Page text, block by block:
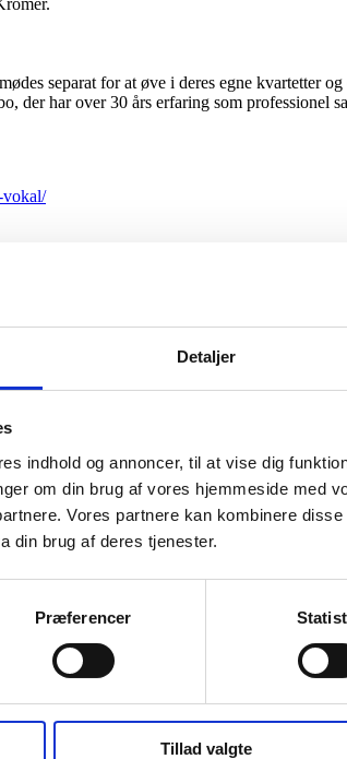
Detaljer
indhold og annoncer, til at vise dig
om din brug af vores hjemmeside med
Vores partnere kan kombinere
din brug af deres tjenester.
Præferencer
Tillad valgte
separat for at øve i deres egne kvartetter
har over 30 års erfaring som professionel
vokal/
faldet pladask for byen
Midt på gågaden har
til stor sommerudstilling
Efter en særdeles
Skagen Kirke til Morgensang hver onsdag
Hajdissektion på
Naturhistorisk
Museum
Guidede ture
Oplev Skagen med
Bedford bussen fra